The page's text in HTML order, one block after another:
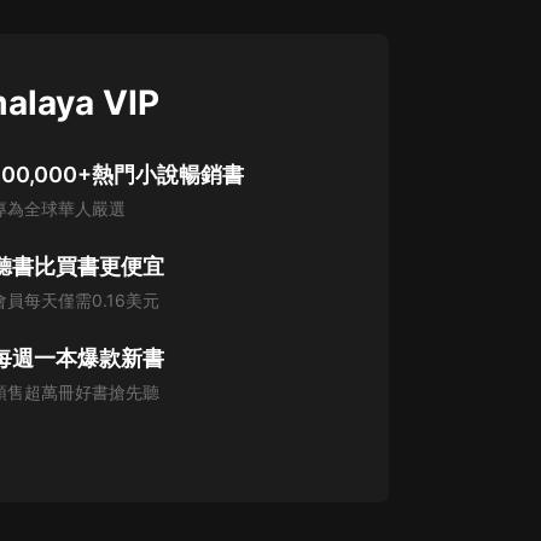
VIP
熱門小說暢銷書
為全球華人嚴選
書比買書更便宜
員每天僅需0.16美元
週一本爆款新書
售超萬冊好書搶先聽